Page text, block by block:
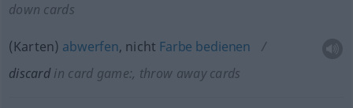
down cards
(Karten) abwerfen, nicht Farbe bedienen
discard in card game:, throw away cards